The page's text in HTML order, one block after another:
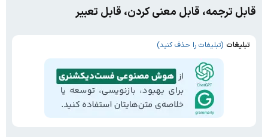
قابل ترجمه، قابل معنی کردن، قابل تعبیر
تبلیغات (تبلیغات را حذف کنید)